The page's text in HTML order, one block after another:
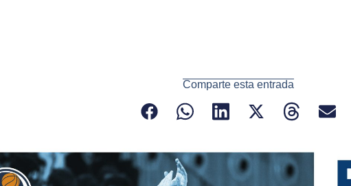
Comparte esta entrada